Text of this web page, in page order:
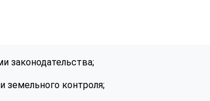
законодательства;
земельного контроля;